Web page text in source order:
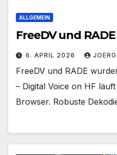
ALLGEMEIN
FreeDV und
6. APRIL 2026
FreeDV und RADE
– Digital Voice on HF
Browser. Robuste